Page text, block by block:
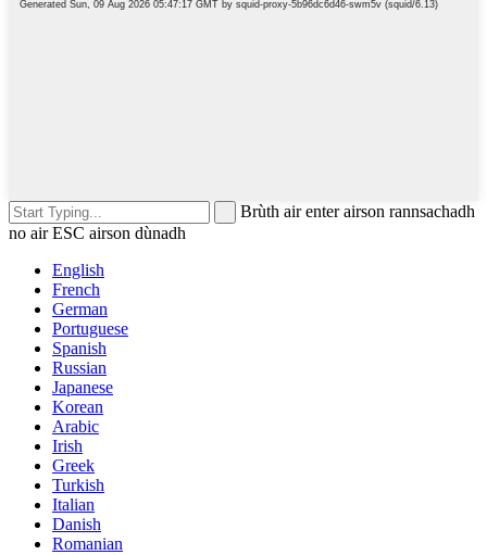
Brùth air enter airson rannsachadh
no air ESC airson dùnadh
English
French
German
Portuguese
Spanish
Russian
Japanese
Korean
Arabic
Irish
Greek
Turkish
Italian
Danish
Romanian